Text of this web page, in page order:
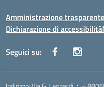
Amministrazione trasparente
Dichiarazione di accessibilità
Seguici su: